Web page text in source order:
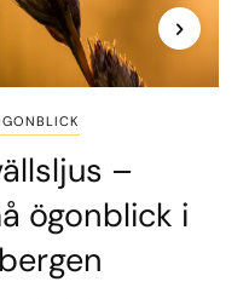
–
ögonblick i